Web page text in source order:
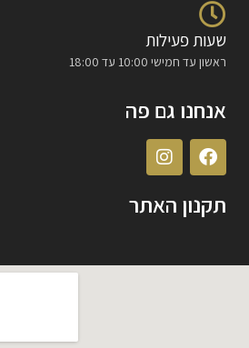
שעות פעילות
ראשון עד חמישי 10:00 עד 18:00
אנחנו גם פה
תקנון האתר